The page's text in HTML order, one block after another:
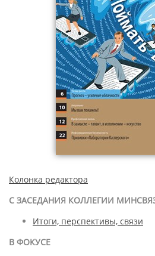
Колонка редактора
С ЗАСЕДАНИЯ КОЛЛЕГИИ
Итоги, перспективы, связи
В ФОКУСЕ